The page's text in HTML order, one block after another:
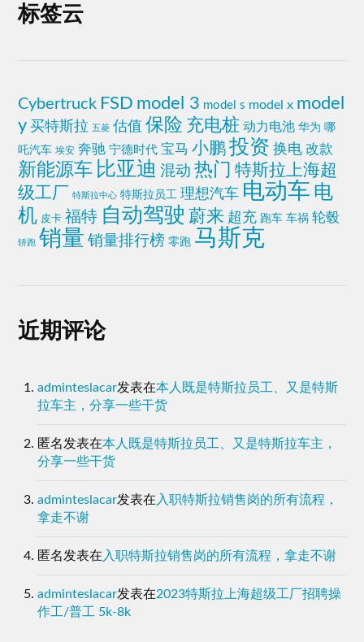
标签云
Cybertruck FSD model 3 model s model x model
y 买特斯拉 五菱 估值 保险 充电桩 动力电池 华为 哪
吒汽车 埃安 奔驰 宁德时代 宝马 小鹏 投资 换电 改款
新能源车 比亚迪 混动 热门 特斯拉上海超
级工厂 特斯拉中心 特斯拉员工 理想汽车 电动车 电
机 皮卡 福特 自动驾驶 蔚来 超充 跑车 车祸 轮毂
轿跑 销量 销量排行榜 零跑 马斯克
近期评论
adminteslacar发表在本人既是特斯拉员工、又是特斯
拉车主，分享一些干货
匿名发表在本人既是特斯拉员工、又是特斯拉车主，
分享一些干货
adminteslacar发表在 入职特斯拉销售岗的所有流程，
拿走不谢
匿名发表在 入职特斯拉销售岗的所有流程，拿走不谢
adminteslacar发表在2023特斯拉上海超级工厂招聘操
作工/普工 5k-8k